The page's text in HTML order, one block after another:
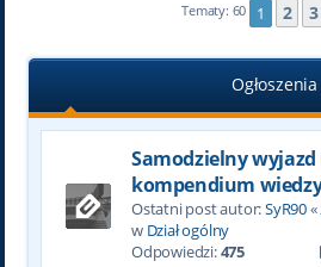
Tematy: 60 1 2 3
Ogłoszenia
Samodzielny wyjazd
kompendium
Ostatni post autor:SyR90«
w Dział ogólny
Odpowiedzi:475